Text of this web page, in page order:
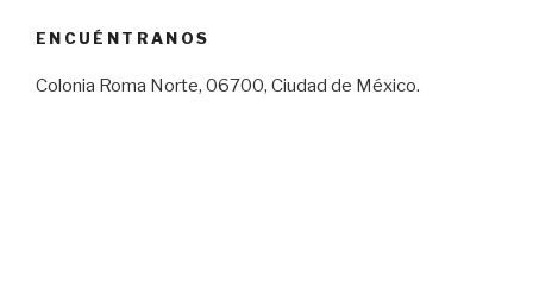
ENCUÉNTRANOS
Colonia Roma Norte, 06700, Ciudad de México.